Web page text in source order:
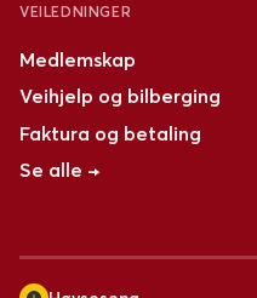
VEILEDNINGER
Medlemskap
Veihjelp og bilberging
Faktura og betaling
Se alle →